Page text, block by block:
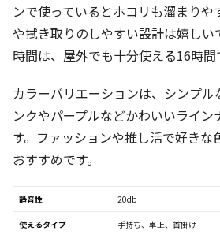
ンで使っているとホコリも溜まり
や拭き取りのしやすい設計は嬉し
時間は、屋外でも十分使える16時間
カラーバリエーションは、シンプ
ンクやパープルなどかわいいライン
す。ファッションや推し活で好きな
おすすめです。
静音性 20db
使えるタイプ 手持ち、卓上、首掛け